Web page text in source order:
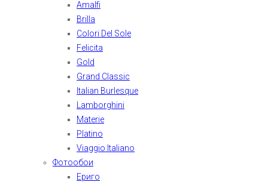
Amalfi
Brilla
Colori Del Sole
Felicita
Gold
Grand Classic
Italian Burlesque
Lamborghini
Materie
Platino
Viaggio Italiano
Фотообои
Ериго